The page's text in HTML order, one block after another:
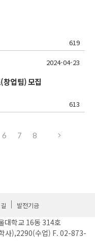
619
업팀) 모집
613
2024-04-23
6 7 8
발전기금
대학교 16동 314호
사),2290(수업) F. 02-873-